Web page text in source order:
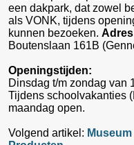
een dakpark, dat zowel
als VONK, tijdens
kunnen bezoeken.
Boutenslaan 161B
Openingstijden:
Dinsdag t/m zondag van
Tijdens schoolvakanties
maandag open.
Volgend artikel: